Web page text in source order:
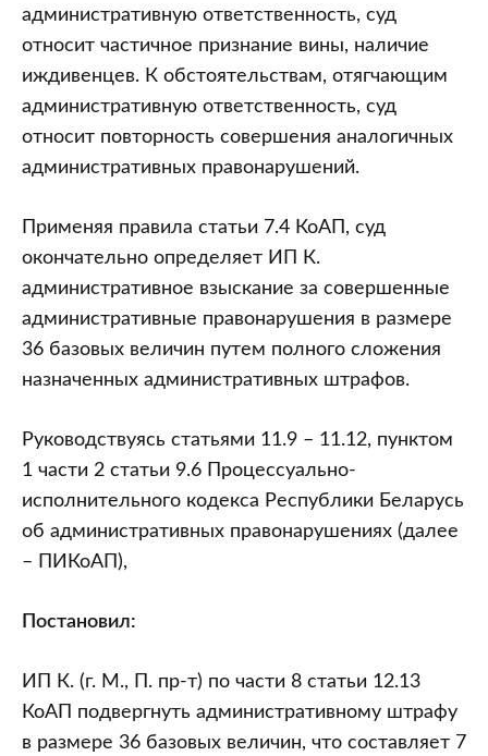
административную ответственность, суд
относит частичное признание вины, наличие
иждивенцев. К обстоятельствам, отягчающим
административную ответственность, суд
относит повторность совершения аналогичных
административных правонарушений.
Применяя правила статьи 7.4 КоАП, суд
окончательно определяет ИП К.
административное взыскание за совершенные
административные правонарушения в размере
36 базовых величин путем полного сложения
назначенных административных штрафов.
Руководствуясь статьями 11.9 – 11.12, пунктом
1 части 2 статьи 9.6 Процессуально-
исполнительного кодекса Республики Беларусь
об административных правонарушениях (далее
– ПИКоАП),
Постановил:
ИП К. (г. М., П. пр-т) по части 8 статьи 12.13
КоАП подвергнуть административному штрафу
в размере 36 базовых величин, что составляет 7